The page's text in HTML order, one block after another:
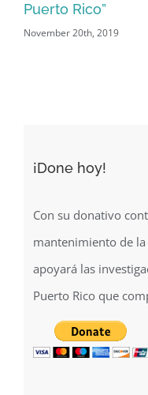
Historic
April 25th, 2019
¡Done hoy!
Con su donativo
mantenimiento de
apoyará las
Puerto Rico que